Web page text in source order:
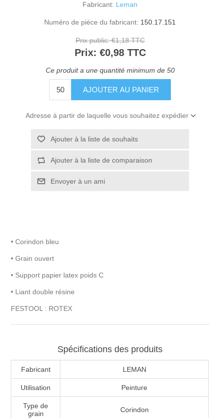
Fabricant: Leman
Numéro de pièce du fabricant: 150.17.151
Prix public: €1,18 TTC
Prix: €0,98 TTC
Ce produit a une quantité minimum de 50
Adresse à partir de laquelle vous souhaitez expédier
• Corindon bleu
• Grain ouvert
• Support papier latex poids C
• Liant double résine
FESTOOL : ROTEX
Spécifications des produits
Fabricant LEMAN
Utilisation Peinture
Type de
grain
Corindon